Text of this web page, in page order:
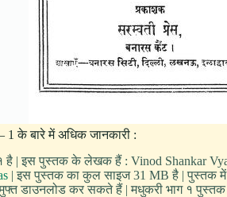
1 के बारे में अधिक जानकारी :
है | इस पुस्तक के लेखक हैं : Vinod Shankar
| इस पुस्तक का कुल साइज 31 MB है | पुस्तक में
डाउनलोड कर सकते हैं | मधुकरी भाग १ पुस्तक